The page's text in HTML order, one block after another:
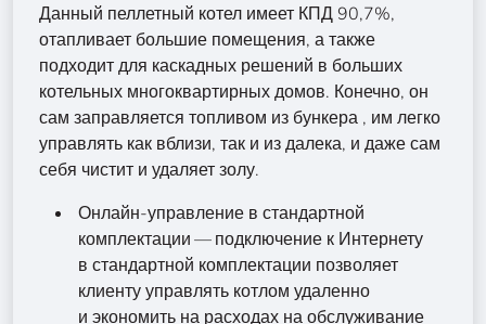
Данный пеллетный котел имеет КПД 90,7%,
отапливает большие помещения, а также
подходит для каскадных решений в больших
котельных многоквартирных домов. Конечно, он
сам заправляется топливом из бункера , им легко
управлять как вблизи, так и из далека, и даже сам
себя чистит и удаляет золу.
Онлайн-управление в стандартной
комплектации — подключение к Интернету
в стандартной комплектации позволяет
клиенту управлять котлом удаленно
и экономить на расходах на обслуживание